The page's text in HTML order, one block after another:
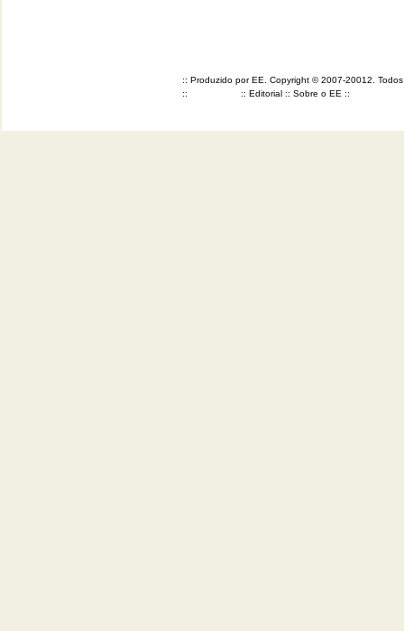
:: Produzido por EE. Copyright © 2007-20012.
::
:: Editorial :: Sobre o EE ::